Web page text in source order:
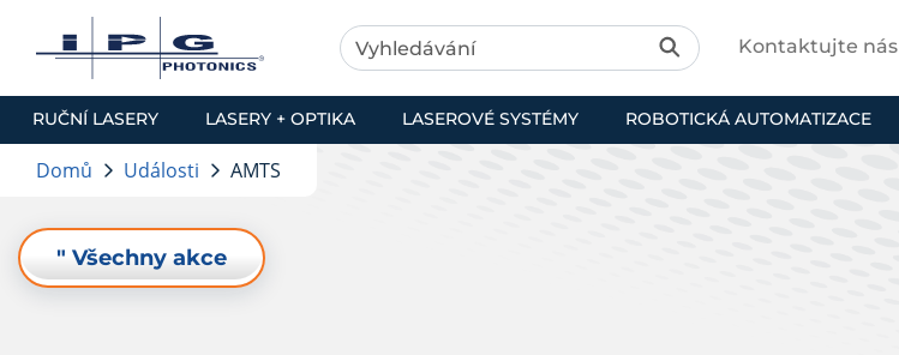
RUČNÍ LASERY LASERY + OPTIKA LASEROVÉ SYSTÉMY ROBOTICKÁ AUTOMATIZACE
Kontaktujte nás
Domů Události AMTS
" Všechny akce